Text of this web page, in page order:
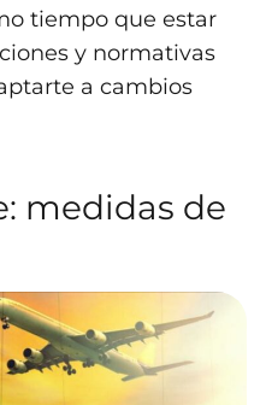
tiempo que estar
y normativas
a cambios
medidas de